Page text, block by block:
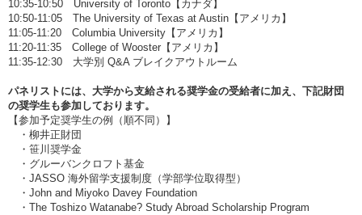
10:35-10:50 University of Toronto【カナダ】
10:50-11:05 The University of Texas at Austin【アメリカ】
11:05-11:20 Columbia University【アメリカ】
11:20-11:35 College of Wooster【アメリカ】
11:35-12:30 大学別 Q&A ブレイクアウトルーム
パネリストには、大学から支給される奨学金の受給者に加え、下記財団
の奨学生も参加しております。
【参加予定奨学生の例（順不同）】
・柳井正財団
・笹川奨学金
・グルーバンクロフト基金
・JASSO 海外留学支援制度（学部学位取得型）
・John and Miyoko Davey Foundation
・The Toshizo Watanabe? Study Abroad Scholarship Program